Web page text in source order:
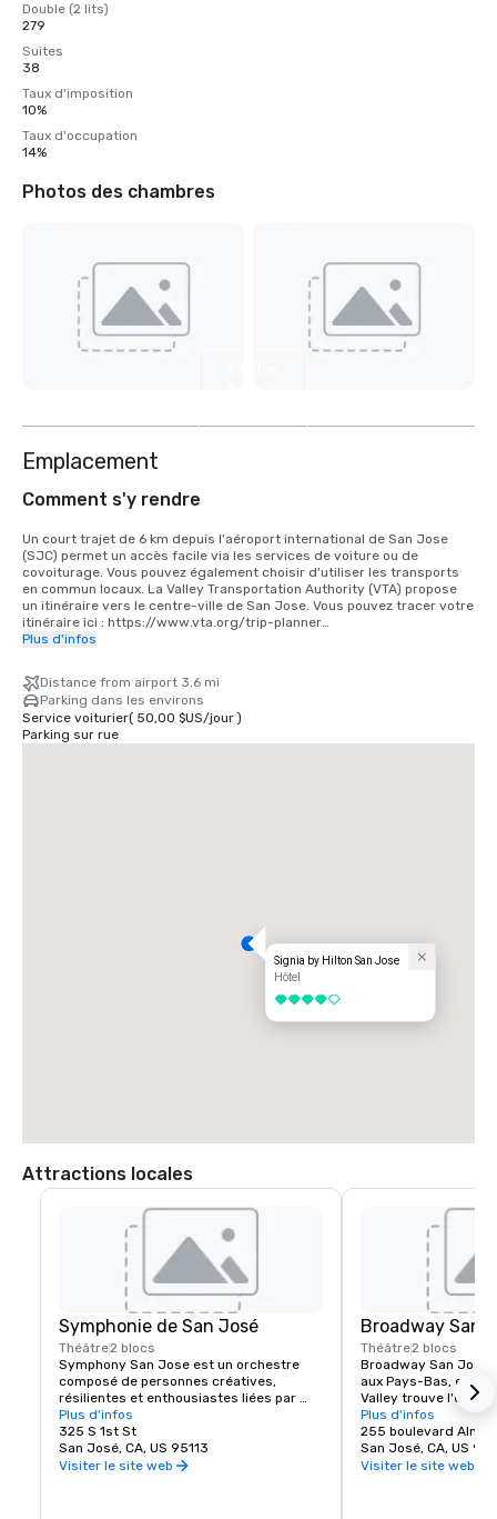
Double (2 lits)
279
Suites
38
Taux d'imposition
10%
Taux d'occupation
14%
Photos des chambres
Emplacement
Comment s'y rendre
Un court trajet de 6 km depuis l'aéroport international de San Jose
(SJC) permet un accès facile via les services de voiture ou de
covoiturage. Vous pouvez également choisir d'utiliser les transports
en commun locaux. La Valley Transportation Authority (VTA) propose
un itinéraire vers le centre-ville de San Jose. Vous pouvez tracer votre
itinéraire ici : https://www.vta.org/trip-planner
meilleure option est de faire les 40 minutes de route vers le sud ou
d'utiliser un service de covoiturage. Vous pouvez également utiliser le
train via BART et Caltrain. https://www.bart.gov et
https://www.caltrain.com
Plus d'infos
Distance from airport 3.6 mi
Parking dans les environs
Service voiturier( 50,00 $US/jour)
Parking sur rue
Signia by Hilton San Jose
Hôtel
4 sur 5
Attractions locales
Symphonie de San José
Théâtre2 blocs
Symphony San Jose est un orchestre
composé de personnes créatives,
résilientes et enthousiastes liées par
l'amour de la musique. Elle est fière
d'avoir élu domicile à San Jose et
d'adopter la culture innovante et
diversifiée de notre communauté en
Plus d'infos
325 S 1st St
San José, CA, US 95113
Visiter le site web
Broadway San
Théâtre2 blocs
Broadway San
aux Pays-Bas, est
Valley trouve
New York Broadway.
ou que vous soyez
Jose, Broadway
spectacles que vous
Plus d'infos
255 boulevard
San José, CA, US
Visiter le site web